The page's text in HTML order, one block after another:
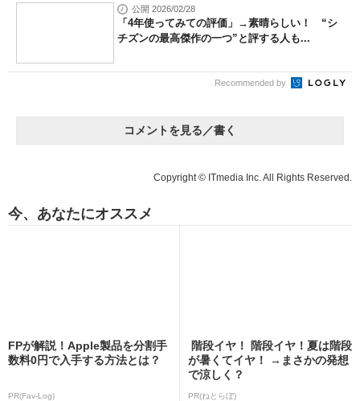
公開 2026/02/28
「4年使ってみての評価」→素晴らしい！ “シ
チズンの最高傑作の一つ”と評する人も...
Recommended by
コメントを見る／書く
Copyright © ITmedia Inc. All Rights Reserved.
今、あなたにオススメ
FPが解説！Apple製品を分割手
数料0円で入手する方法とは？
PR(Fav-Log)
階段イヤ！ 階段イヤ！夏は階段
が暑くてイヤ！ →まさかの発想
で涼しく？
PR(ねとらぼ)